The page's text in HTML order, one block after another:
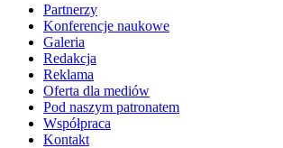
Partnerzy
Konferencje naukowe
Galeria
Redakcja
Reklama
Oferta dla mediów
Pod naszym patronatem
Współpraca
Kontakt